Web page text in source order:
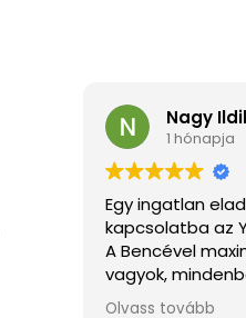
Nagy
1 hónapja
Egy ingatlan
kapcsolatba az
A Bencével
vagyok,
volt. Ha elérni
Olvass tovább